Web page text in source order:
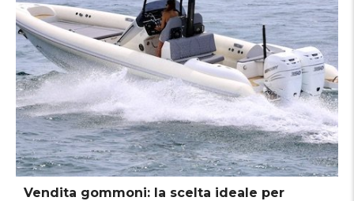
Vendita gommoni: la scelta ideale per